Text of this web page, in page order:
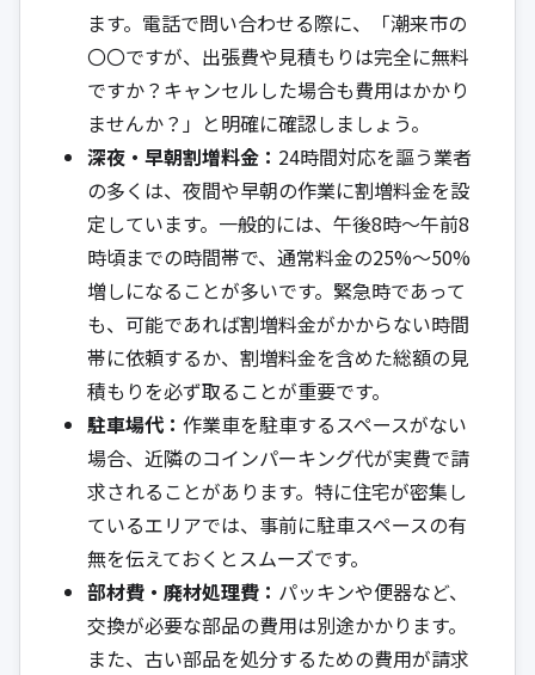
ます。電話で問い合わせる際に、「潮来市の
〇〇ですが、出張費や見積もりは完全に無料
ですか？キャンセルした場合も費用はかかり
ませんか？」と明確に確認しましょう。
深夜・早朝割増料金： 24時間対応を謳う業者
の多くは、夜間や早朝の作業に割増料金を設
定しています。一般的には、午後8時〜午前8
時頃までの時間帯で、通常料金の25%〜50%
増しになることが多いです。緊急時であって
も、可能であれば割増料金がかからない時間
帯に依頼するか、割増料金を含めた総額の見
積もりを必ず取ることが重要です。
駐車場代： 作業車を駐車するスペースがない
場合、近隣のコインパーキング代が実費で請
求されることがあります。特に住宅が密集し
ているエリアでは、事前に駐車スペースの有
無を伝えておくとスムーズです。
部材費・廃材処理費： パッキンや便器など、
交換が必要な部品の費用は別途かかります。
また、古い部品を処分するための費用が請求